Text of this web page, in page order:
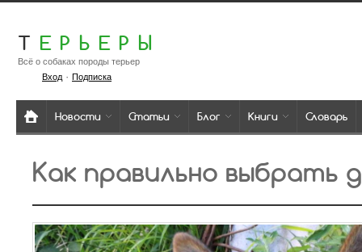
Т ЕРЬЕРЫ
Всё о собаках породы терьер
Вход· Подписка
Новости Статьи Блог Книги Словарь
Как правильно выбрать